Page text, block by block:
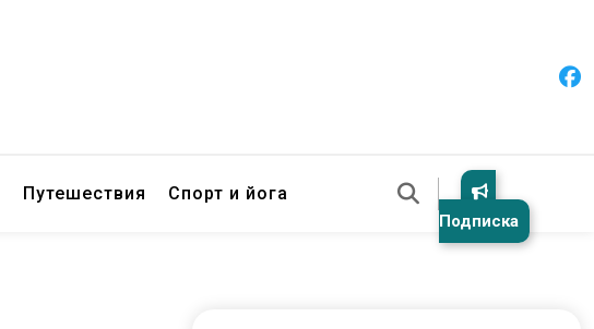
Путешествия Спорт и йога
Подписка